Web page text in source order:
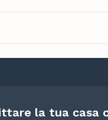
la tua casa